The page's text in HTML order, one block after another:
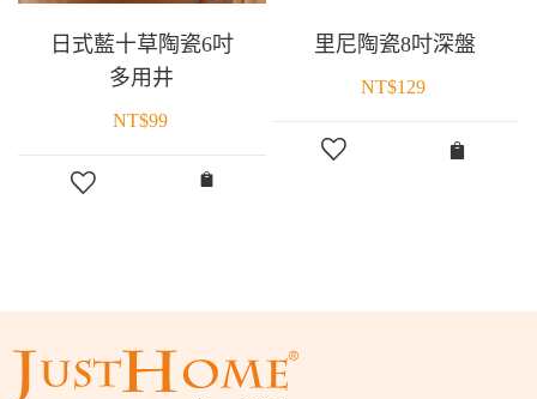
日式藍十草陶瓷6吋
多用井
NT$99
里尼陶瓷8吋深盤
NT$129